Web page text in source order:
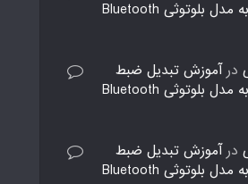
صوت قدیمی به مدل بلوتوثی Bluetooth
درآموزش تبدیل ضبط
صوت قدیمی به مدل بلوتوثی Bluetooth
درآموزش تبدیل ضبط
صوت قدیمی به مدل بلوتوثی Bluetooth